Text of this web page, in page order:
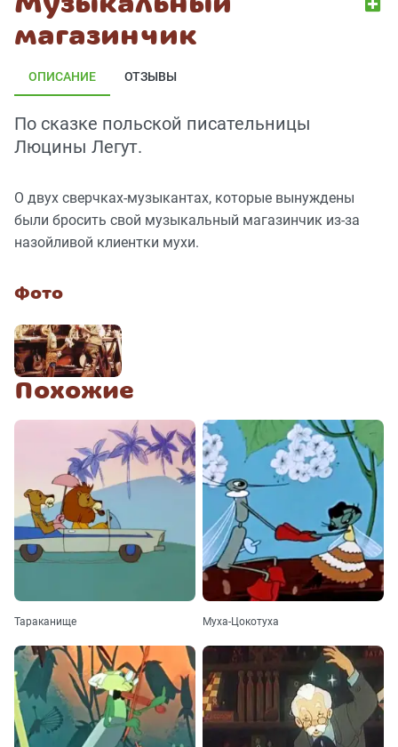
магазинчик
ОПИСАНИЕ ОТЗЫВЫ
По сказке польской писательницы
Люцины Легут.
О двух сверчках-музыкантах, которые вынуждены
были бросить свой музыкальный магазинчик из-за
назойливой клиентки мухи.
Фото
Похожие
Тараканище Муха-Цокотуха